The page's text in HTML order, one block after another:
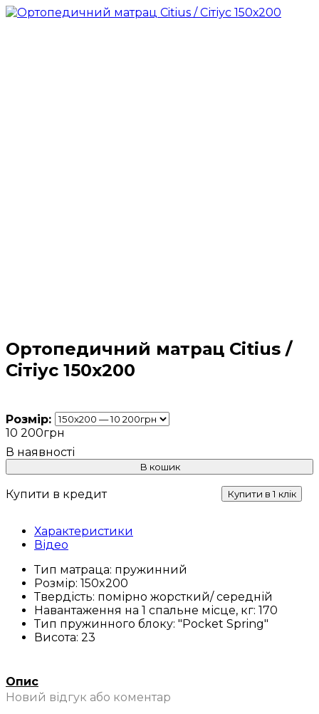
Ортопедичний матрац Citius /
Сітіус 150х200
Розмір:
10 200грн
В кошик
Купити в кредит Купити в 1 клік
Характеристики
Відео
Тип матраца: пружинний
Розмір: 150x200
Твердість: помірно жорсткий/ середній
Навантаження на 1 спальне місце, кг: 170
Тип пружинного блоку: "Pocket Spring"
Висота: 23
Опис
Новий відгук або коментар